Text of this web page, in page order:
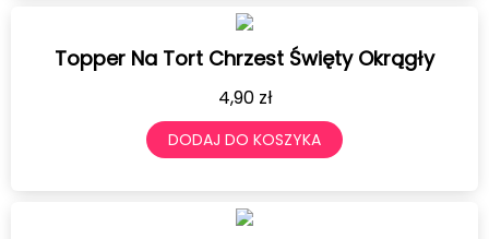
Topper Na Tort Chrzest Święty Okrągły
4,90 zł
DODAJ DO KOSZYKA